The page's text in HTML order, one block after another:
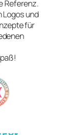
Referenz.
Logos und
für